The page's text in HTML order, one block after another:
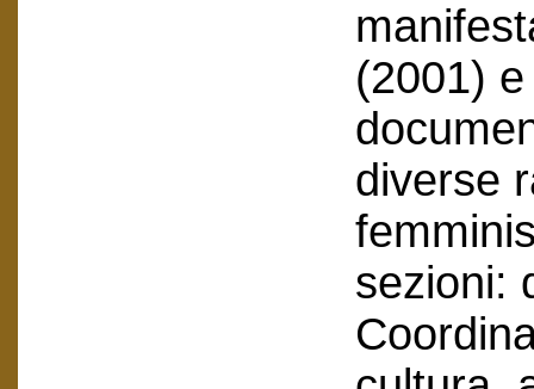
(2001)
diverse
sezioni: